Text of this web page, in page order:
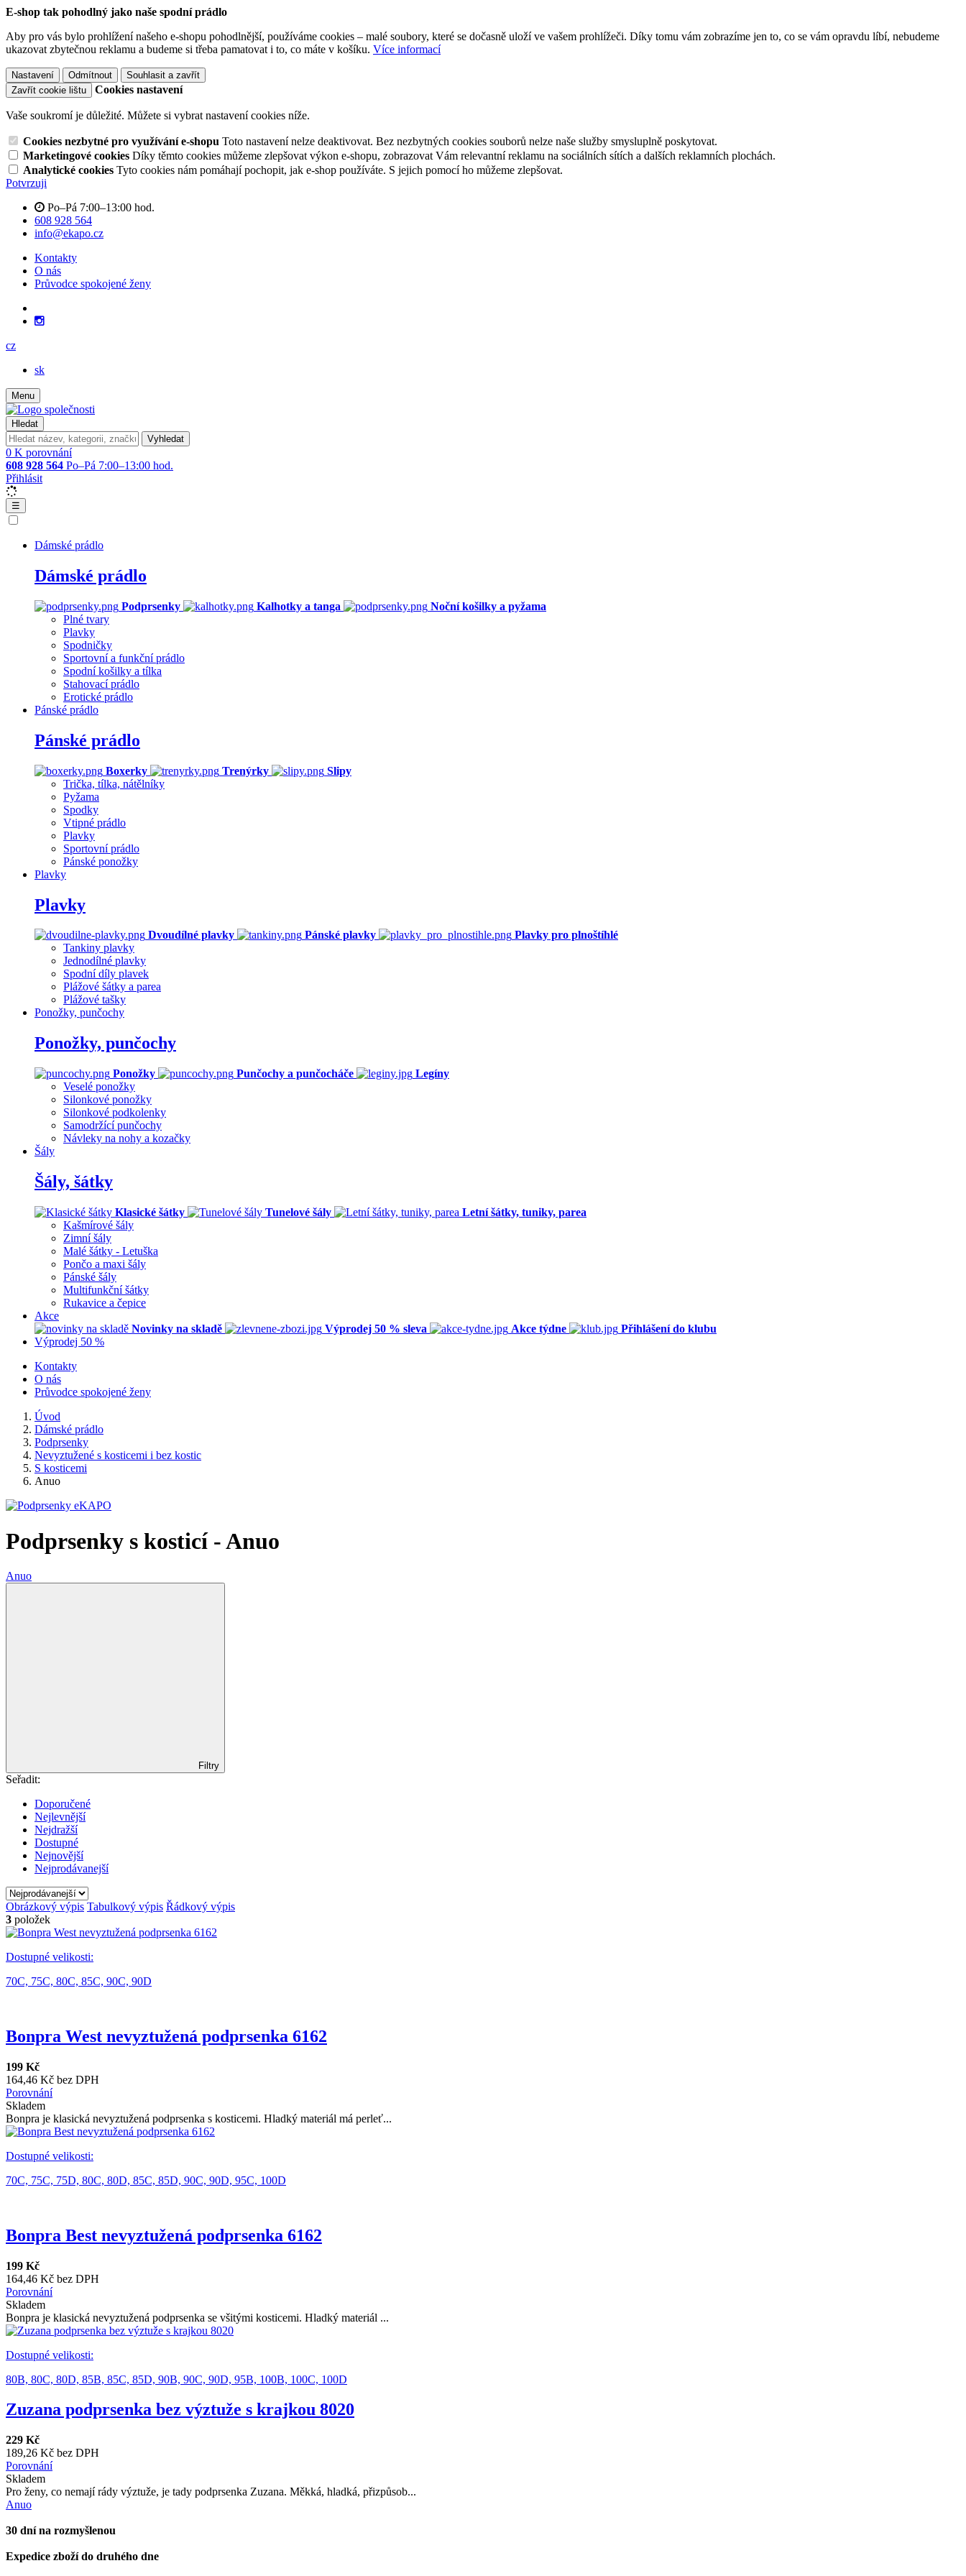
E-shop tak pohodlný jako naše spodní prádlo
Aby pro vás bylo prohlížení našeho e-shopu pohodlnější, používáme cookies – malé soubory, které se dočasně uloží ve vašem prohlížeči. Díky tomu vám zobrazíme jen to, co se vám opravdu líbí, nebudeme
ukazovat zbytečnou reklamu a budeme si třeba pamatovat i to, co máte v košíku. Více informací
Nastavení Odmítnout
Souhlasit a zavřít
Zavřít cookie lištu
Cookies nastavení
Vaše soukromí je důležité. Můžete si vybrat nastavení cookies níže.
Cookies nezbytné pro využívání e-shopu Toto nastavení nelze deaktivovat. Bez nezbytných cookies souborů nelze naše služby smysluplně poskytovat.
Marketingové cookies Díky těmto cookies můžeme zlepšovat výkon e-shopu, zobrazovat Vám relevantní reklamu na sociálních sítích a dalších reklamních plochách.
Analytické cookies Tyto cookies nám pomáhají pochopit, jak e-shop používáte. S jejich pomocí ho můžeme zlepšovat.
Potvrzuji
Po–Pá 7:00–13:00 hod.
608 928 564
info@ekapo.cz
Kontakty
O nás
Průvodce spokojené ženy
cz
sk
Menu
Hledat
Vyhledat
0 K porovnání
608 928 564 Po–Pá 7:00–13:00 hod.
Přihlásit
☰
Dámské prádlo
Dámské prádlo
Podprsenky Kalhotky a tanga
Noční košilky a pyžama
Plné tvary
Plavky
Spodničky
Sportovní a funkční prádlo
Spodní košilky a tílka
Stahovací prádlo
Erotické prádlo
Pánské prádlo
Pánské prádlo
Boxerky Trenýrky
Slipy
Trička, tílka, nátělníky
Pyžama
Spodky
Vtipné prádlo
Plavky
Sportovní prádlo
Pánské ponožky
Plavky
Plavky
Dvoudílné plavky Pánské plavky
Plavky pro plnoštíhlé
Tankiny plavky
Jednodílné plavky
Spodní díly plavek
Plážové šátky a parea
Plážové tašky
Ponožky, punčochy
Ponožky, punčochy
Ponožky Punčochy a punčocháče
Legíny
Veselé ponožky
Silonkové ponožky
Silonkové podkolenky
Samodržící punčochy
Návleky na nohy a kozačky
Šály
Šály, šátky
Klasické šátky Tunelové šály
Letní šátky, tuniky, parea
Kašmírové šály
Zimní šály
Malé šátky - Letuška
Pončo a maxi šály
Pánské šály
Multifunkční šátky
Rukavice a čepice
Akce
Novinky na skladě
Výprodej 50 % sleva Akce týdne
Přihlášení do klubu
Výprodej 50 %
Kontakty
O nás
Průvodce spokojené ženy
Úvod
Dámské prádlo
Podprsenky
Nevyztužené s kosticemi i bez kostic
S kosticemi
Anuo
Podprsenky s kosticí - Anuo
Anuo
Filtry
Seřadit:
Doporučené
Nejlevnější
Nejdražší
Dostupné
Nejnovější
Nejprodávanejší
Obrázkový výpis Tabulkový výpis Řádkový výpis
3 položek
Dostupné velikosti:
70C, 75C, 80C, 85C, 90C, 90D
Bonpra West nevyztužená podprsenka 6162
199 Kč
164,46 Kč bez DPH
Porovnání
Skladem
Bonpra je klasická nevyztužená podprsenka s kosticemi. Hladký materiál má perleť...
Dostupné velikosti:
70C, 75C, 75D, 80C, 80D, 85C, 85D, 90C, 90D, 95C, 100D
Bonpra Best nevyztužená podprsenka 6162
199 Kč
164,46 Kč bez DPH
Porovnání
Skladem
Bonpra je klasická nevyztužená podprsenka se všitými kosticemi. Hladký materiál ...
Dostupné velikosti:
80B, 80C, 80D, 85B, 85C, 85D, 90B, 90C, 90D, 95B, 100B, 100C, 100D
Zuzana podprsenka bez výztuže s krajkou 8020
229 Kč
189,26 Kč bez DPH
Porovnání
Skladem
Pro ženy, co nemají rády výztuže, je tady podprsenka Zuzana. Měkká, hladká, přizpůsob...
Anuo
30 dní na rozmyšlenou
Expedice zboží do druhého dne